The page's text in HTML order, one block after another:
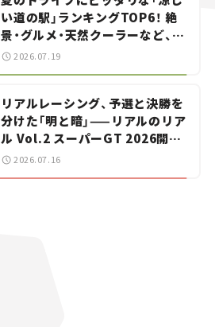
い道の駅」ランキングTOP6！ 絶
景・グルメ・天然クーラーなど、避
暑におすすめのスポットを紹介
2026.07.19
リアルレーシング、予選と決勝を
分けた「明と暗」——リアルのリア
ル Vol.2 スーパーGT 2026開幕
戦 岡山国際サーキット
2026.07.16